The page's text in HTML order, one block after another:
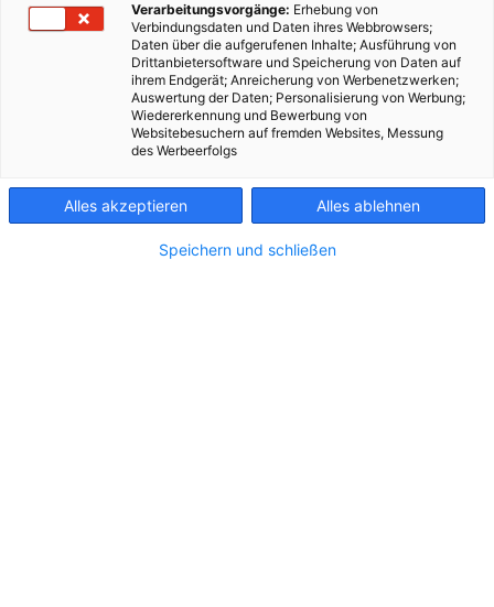
Verarbeitungsvorgänge: Erhebung von
Verbindungsdaten und Daten ihres Webbrowsers;
Daten über die aufgerufenen Inhalte; Ausführung von
Drittanbietersoftware und Speicherung von Daten auf
ihrem Endgerät; Anreicherung von Werbenetzwerken;
Auswertung der Daten; Personalisierung von Werbung;
Wiedererkennung und Bewerbung von
Websitebesuchern auf fremden Websites, Messung
des Werbeerfolgs
Alles akzeptieren Alles ablehnen
Speichern und schließen